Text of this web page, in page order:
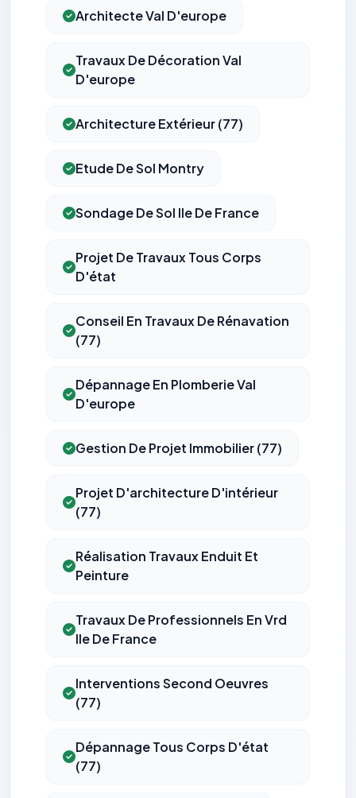
Architecte Val D'europe
Travaux De Décoration Val
D'europe
Architecture Extérieur (77)
Etude De Sol Montry
Sondage De Sol Ile De France
Projet De Travaux Tous Corps
D'état
Conseil En Travaux De Rénavation
(77)
Dépannage En Plomberie Val
D'europe
Gestion De Projet Immobilier (77)
Projet D'architecture D'intérieur
(77)
Réalisation Travaux Enduit Et
Peinture
Travaux De Professionnels En Vrd
Ile De France
Interventions Second Oeuvres
(77)
Dépannage Tous Corps D'état
(77)